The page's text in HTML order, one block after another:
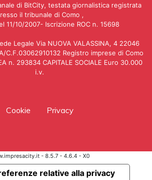
di BitCity, testata giornalistica registrata
il tribunale di Como ,
11/10/2007- Iscrizione ROC n. 15698
Legale Via NUOVA VALASSINA, 4 22046
C.F.03062910132 Registro imprese di Como
n. 293834 CAPITALE SOCIALE Euro 30.000
i.v.
Cookie Privacy
- 8.5.7 - 4.6.4 - X0
relative alla privacy